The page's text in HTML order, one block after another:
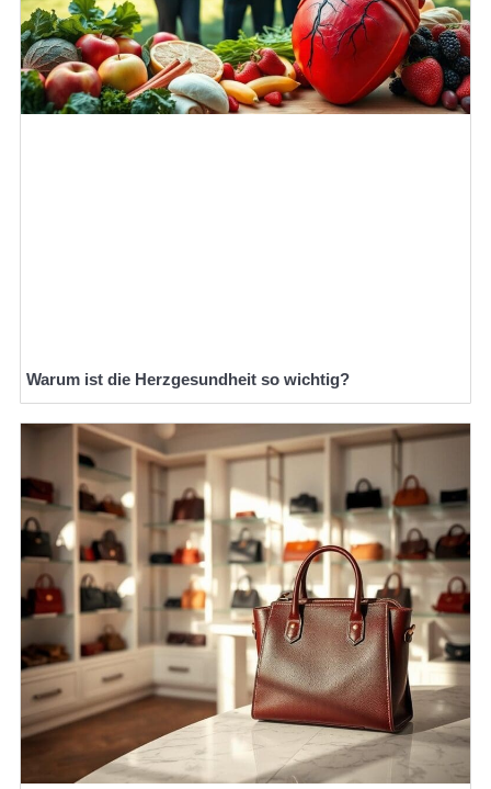
Warum ist die Herzgesundheit so wichtig?